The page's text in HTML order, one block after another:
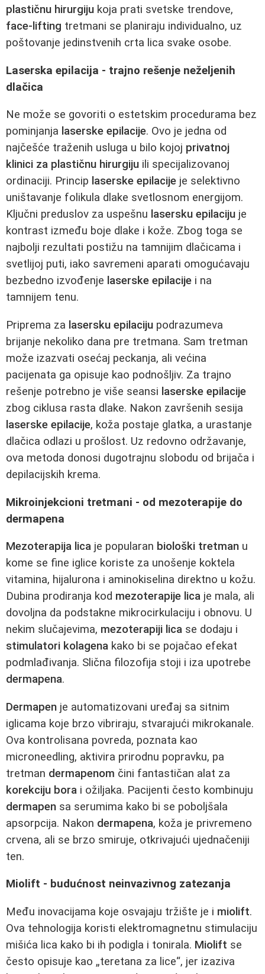
plastičnu hirurgiju koja prati svetske trendove,
face-lifting tretmani se planiraju individualno, uz
poštovanje jedinstvenih crta lica svake osobe.
Laserska epilacija - trajno rešenje neželjenih
dlačica
Ne može se govoriti o estetskim procedurama bez
pominjanja laserske epilacije. Ovo je jedna od
najčešće traženih usluga u bilo kojoj privatnoj
klinici za plastičnu hirurgiju ili specijalizovanoj
ordinaciji. Princip laserske epilacije je selektivno
uništavanje folikula dlake svetlosnom energijom.
Ključni preduslov za uspešnu lasersku epilaciju je
kontrast između boje dlake i kože. Zbog toga se
najbolji rezultati postižu na tamnijim dlačicama i
svetlijoj puti, iako savremeni aparati omogućavaju
bezbedno izvođenje laserske epilacije i na
tamnijem tenu.
Priprema za lasersku epilaciju podrazumeva
brijanje nekoliko dana pre tretmana. Sam tretman
može izazvati osećaj peckanja, ali većina
pacijenata ga opisuje kao podnošljiv. Za trajno
rešenje potrebno je više seansi laserske epilacije
zbog ciklusa rasta dlake. Nakon završenih sesija
laserske epilacije, koža postaje glatka, a urastanje
dlačica odlazi u prošlost. Uz redovno održavanje,
ova metoda donosi dugotrajnu slobodu od brijača i
depilacijskih krema.
Mikroinjekcioni tretmani - od mezoterapije do
dermapena
Mezoterapija lica je popularan biološki tretman u
kome se fine iglice koriste za unošenje koktela
vitamina, hijalurona i aminokiselina direktno u kožu.
Dubina prodiranja kod mezoterapije lica je mala, ali
dovoljna da podstakne mikrocirkulaciju i obnovu. U
nekim slučajevima, mezoterapiji lica se dodaju i
stimulatori kolagena kako bi se pojačao efekat
podmlađivanja. Slična filozofija stoji i iza upotrebe
dermapena.
Dermapen je automatizovani uređaj sa sitnim
iglicama koje brzo vibriraju, stvarajući mikrokanale.
Ova kontrolisana povreda, poznata kao
microneedling, aktivira prirodnu popravku, pa
tretman dermapenom čini fantastičan alat za
korekciju bora i ožiljaka. Pacijenti često kombinuju
dermapen sa serumima kako bi se poboljšala
apsorpcija. Nakon dermapena, koža je privremeno
crvena, ali se brzo smiruje, otkrivajući ujednačeniji
ten.
Miolift - budućnost neinvazivnog zatezanja
Među inovacijama koje osvajaju tržište je i miolift.
Ova tehnologija koristi elektromagnetnu stimulaciju
mišića lica kako bi ih podigla i tonirala. Miolift se
često opisuje kao „teretana za lice“, jer izaziva